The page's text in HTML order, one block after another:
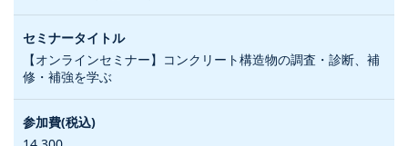
【オンラインセミナー】コンクリート構造物の調査・診断、補
修・補強を学ぶ